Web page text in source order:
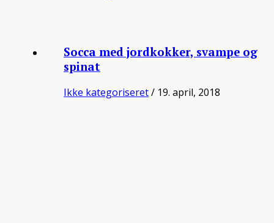
Socca med jordkokker, svampe og
spinat
Ikke kategoriseret/ 19. april, 2018